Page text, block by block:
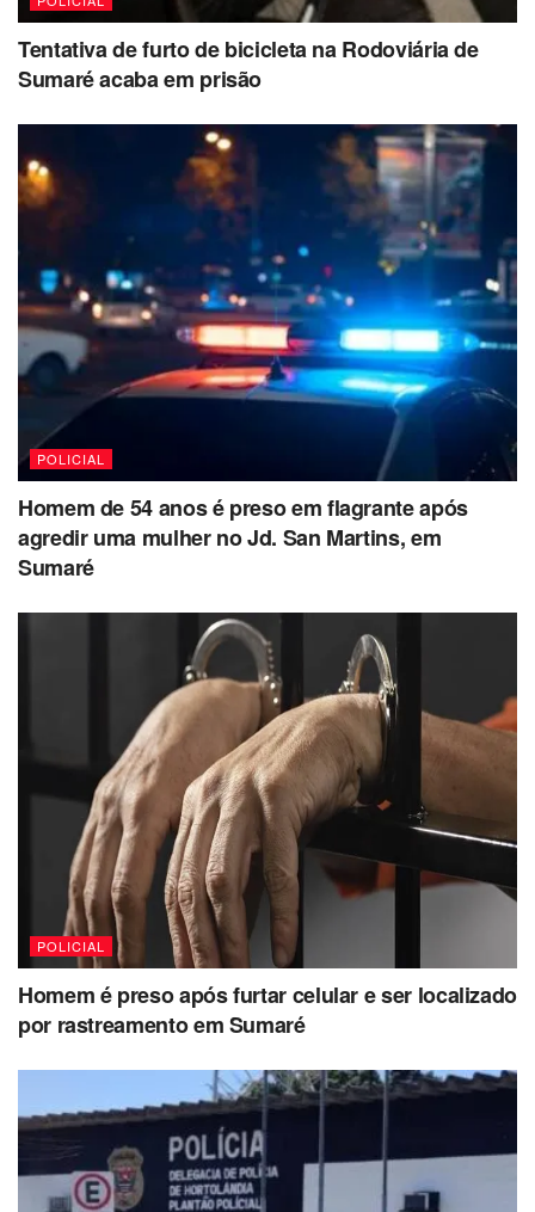
Tentativa de furto de bicicleta na Rodoviária de
Sumaré acaba em prisão
POLICIAL
Homem de 54 anos é preso em flagrante após
agredir uma mulher no Jd. San Martins, em
Sumaré
POLICIAL
Homem é preso após furtar celular e ser localizado
por rastreamento em Sumaré